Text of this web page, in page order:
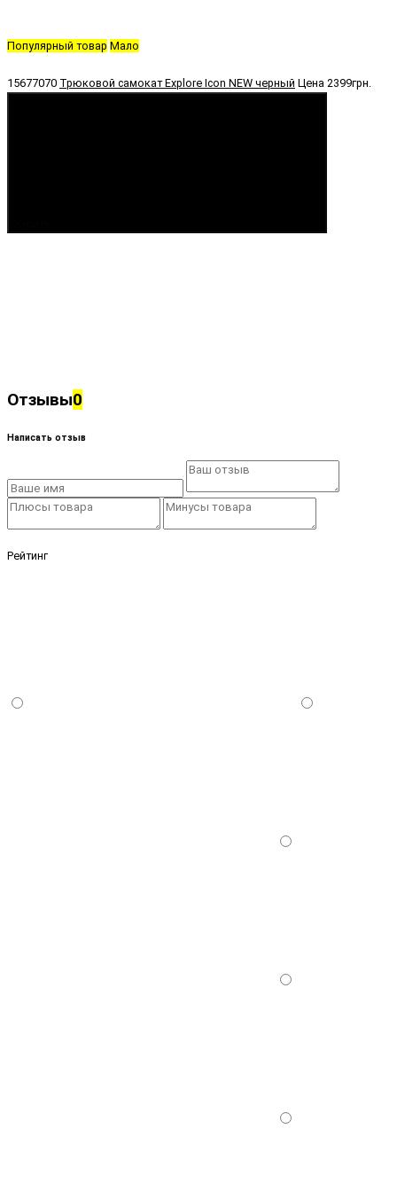
Популярный товар Мало
15677070 Трюковой самокат Explore Icon NEW черный Цена 2399грн.
Отзывы0
Написать отзыв
Рейтинг